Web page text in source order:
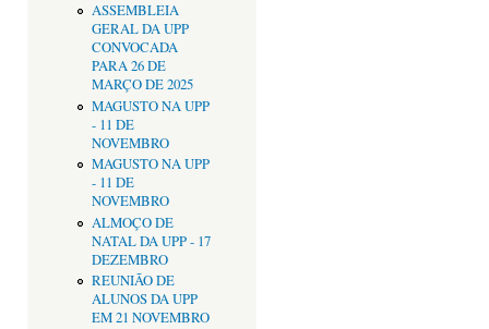
ASSEMBLEIA
GERAL DA UPP
CONVOCADA
PARA 26 DE
MARÇO DE 2025
MAGUSTO NA UPP
- 11 DE
NOVEMBRO
MAGUSTO NA UPP
- 11 DE
NOVEMBRO
ALMOÇO DE
NATAL DA UPP - 17
DEZEMBRO
REUNIÃO DE
ALUNOS DA UPP
EM 21 NOVEMBRO